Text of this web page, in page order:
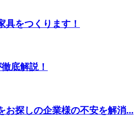
をつくります！
底解説！
お探しの企業様の不安を解消...